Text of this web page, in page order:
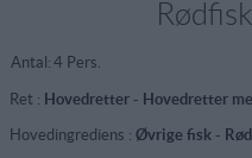
Antal: 4 Pers.
Ret : Hovedretter- Hovedretter
Hovedingrediens : Øvrige fisk-